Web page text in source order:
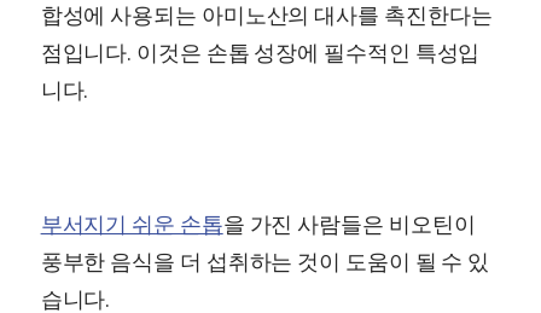
합성에 사용되는 아미노산의 대사를 촉진한다는
점입니다. 이것은 손톱 성장에 필수적인 특성입
니다.
부서지기 쉬운 손톱을 가진 사람들은 비오틴이
풍부한 음식을 더 섭취하는 것이 도움이 될 수 있
습니다.